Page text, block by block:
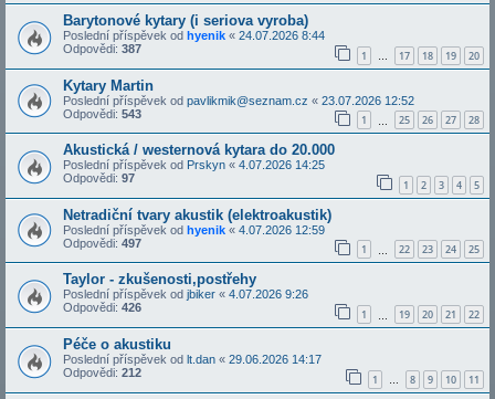
Barytonové kytary (i seriova vyroba)
Poslední příspěvek od hyenik « 24.07.2026 8:44
Odpovědi: 387 1 … 17 18 19 20
Kytary Martin
Poslední příspěvek od pavlikmik@seznam.cz « 23.07.2026 12:52
Odpovědi: 543 1 25 26 27 28
Akustická / westernová kytara do 20.000
Poslední příspěvek od Prskyn « 4.07.2026 14:25
Odpovědi: 97 1 2 3 4 5
Netradiční tvary akustik (elektroakustik)
Poslední příspěvek od hyenik « 4.07.2026 12:59
Odpovědi: 497 1 22 23 24 25
Taylor - zkušenosti,postřehy
Poslední příspěvek od jbiker « 4.07.2026 9:26
Odpovědi: 426 1 19 20 21 22
Péče o akustiku
Poslední příspěvek od lt.dan « 29.06.2026 14:17
Odpovědi: 212 1 … 8 9 10 11